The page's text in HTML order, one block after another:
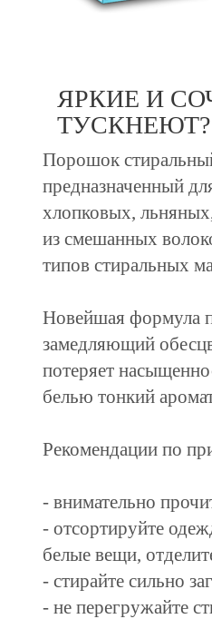
ЯРКИЕ И
ТУСКНЕЮТ?
Порошок
предназначенный
хлопковых,
из смешанных
типов стиральных
Новейшая формула
замедляющий
потеряет
белью тонкий
Рекомендации по
- внимательно
- отсортируйте
белые вещи,
- стирайте сильно
- не перегружайте